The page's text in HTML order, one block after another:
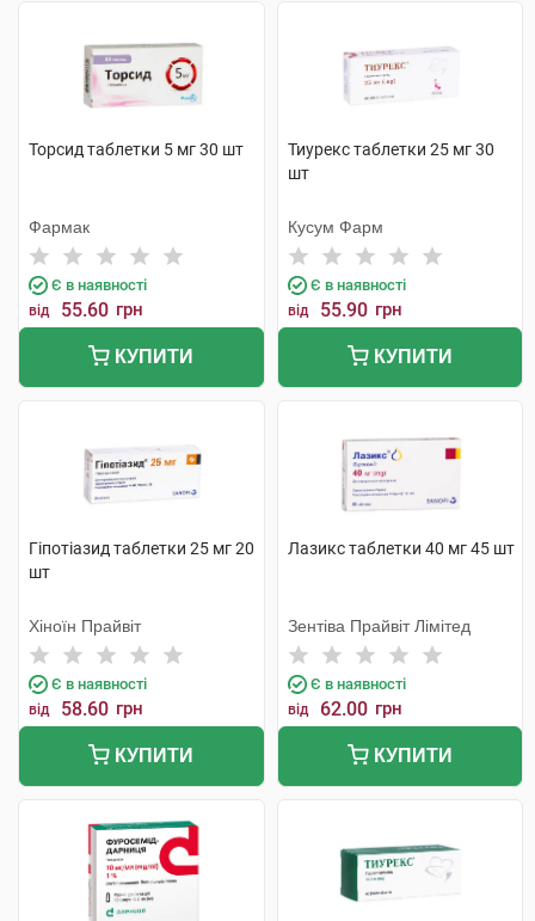
Торсид таблетки 5 мг 30 шт
Фармак
Є в наявності
від 55.60 грн
КУПИТИ
Тиурекс таблетки 25 мг 30
шт
Кусум Фарм
Є в наявності
від 55.90 грн
КУПИТИ
Гіпотіазид таблетки 25 мг 20
шт
Хіноїн Прайвіт
Є в наявності
від 58.60 грн
КУПИТИ
Лазикс таблетки 40 мг 45 шт
Зентіва Прайвіт Лімітед
Є в наявності
від 62.00 грн
КУПИТИ